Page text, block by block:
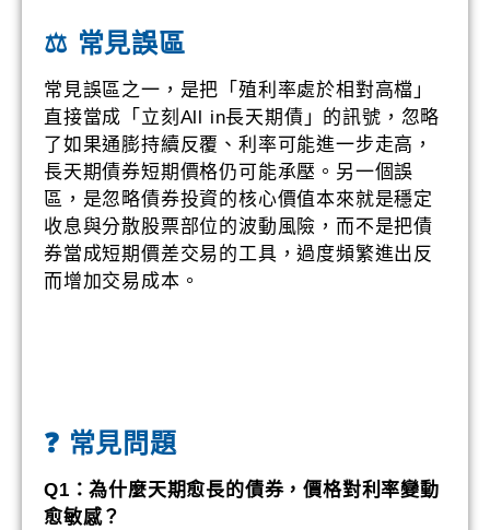
⚖️ 常見誤區
常見誤區之一，是把「殖利率處於相對高檔」
直接當成「立刻All in長天期債」的訊號，忽略
了如果通膨持續反覆、利率可能進一步走高，
長天期債券短期價格仍可能承壓。另一個誤
區，是忽略債券投資的核心價值本來就是穩定
收息與分散股票部位的波動風險，而不是把債
券當成短期價差交易的工具，過度頻繁進出反
而增加交易成本。
❓ 常見問題
Q1：為什麼天期愈長的債券，價格對利率變動
愈敏感？